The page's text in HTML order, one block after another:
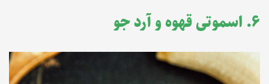
۶. اسموتی قهوه و آرد جو